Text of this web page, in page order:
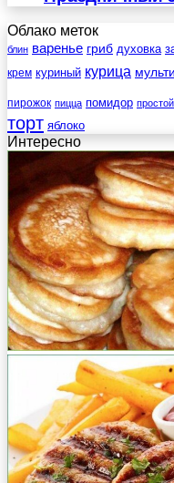
Облако меток
блин варенье гриб духовка
крем куриный курица
пирожок пицца помидор простой
торт яблоко
Интересно